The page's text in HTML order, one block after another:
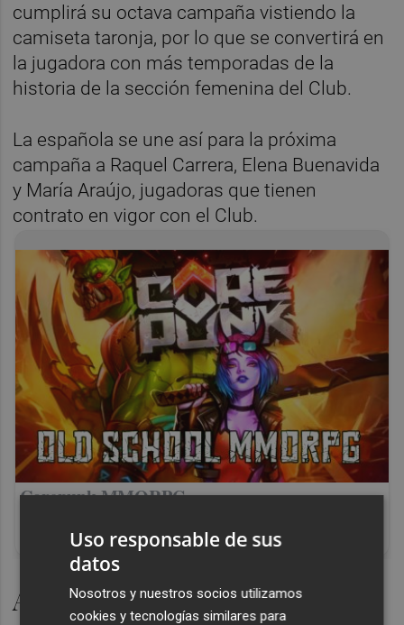
cumplirá su octava campaña vistiendo la
camiseta taronja, por lo que se convertirá en
la jugadora con más temporadas de la
historia de la sección femenina del Club.
La española se une así para la próxima
campaña a Raquel Carrera, Elena Buenavida
y María Araújo, jugadoras que tienen
contrato en vigor con el Club.
Corepunk MMORPG
¡Cómo los de antes, pero mejor!
A por su octava temporada
Uso responsable de sus
datos
Nosotros y nuestros socios utilizamos
cookies y tecnologías similares para